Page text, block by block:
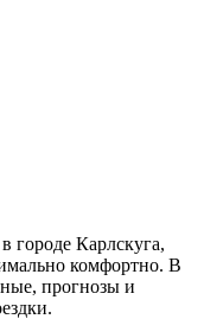
городе Карлскуга,
комфортно. В
прогнозы и